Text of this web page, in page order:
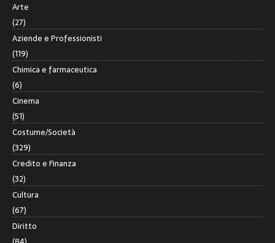
Arte
(27)
Aziende e Professionisti
(119)
Chimica e farmaceutica
(6)
Cinema
(51)
Costume/Società
(329)
Credito e Finanza
(32)
Cultura
(67)
Diritto